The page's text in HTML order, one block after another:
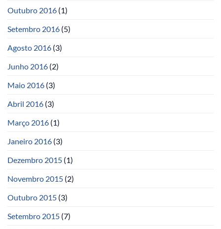
Outubro 2016 (1)
Setembro 2016 (5)
Agosto 2016 (3)
Junho 2016 (2)
Maio 2016 (3)
Abril 2016 (3)
Março 2016 (1)
Janeiro 2016 (3)
Dezembro 2015 (1)
Novembro 2015 (2)
Outubro 2015 (3)
Setembro 2015 (7)